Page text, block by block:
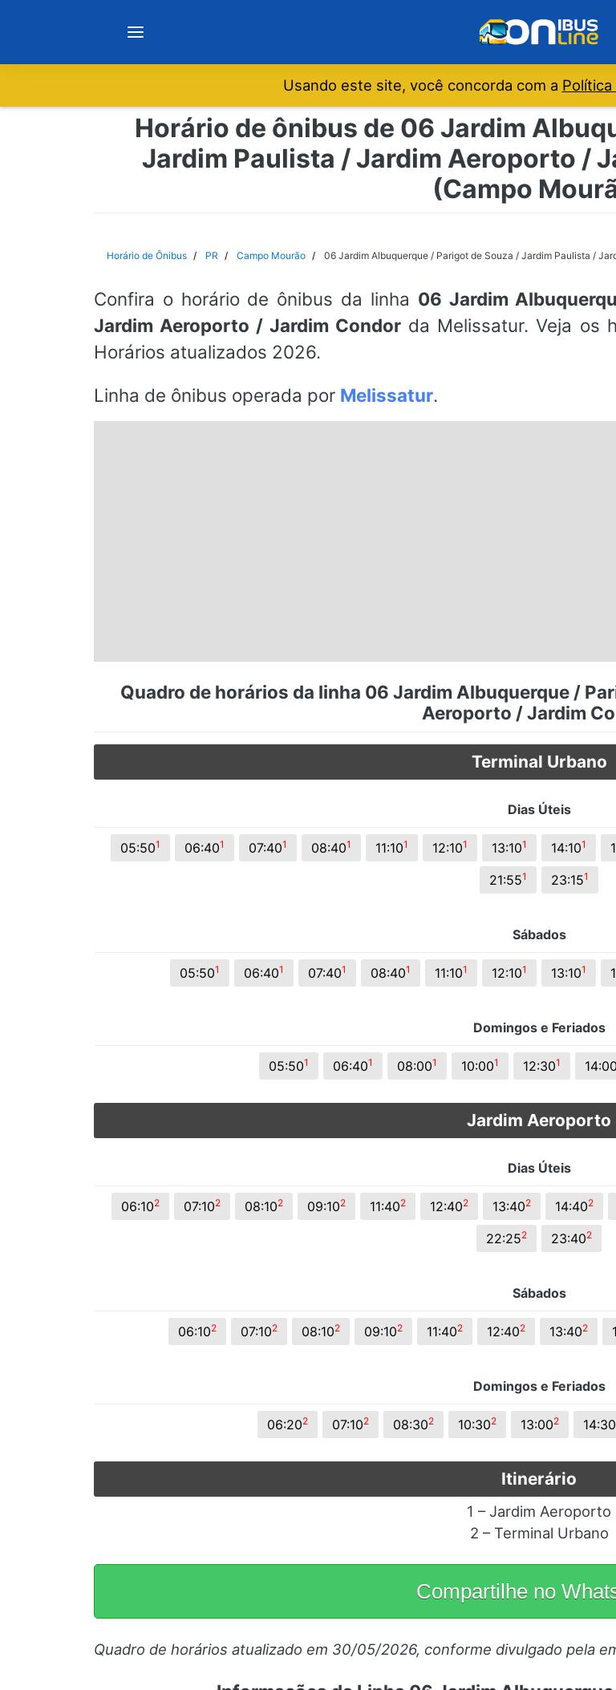
Notícias
São Paulo
Rio de Janeiro
Paraná
Usando este site, você concorda com a
Horário de ônibus de 06 Jardim
Jardim Paulista / Jardim Aeroporto /
(Campo
Horário de Ônibus PR Campo Mourão 06 Jardim Albuquerque / Parigot de Souza / Jardim Paulista /
Confira o horário de ônibus da linha 06 Jardim
Jardim Aeroporto / Jardim Condor da Melissatur. Veja os
Horários atualizados 2026.
Linha de ônibus operada por Melissatur.
Quadro de horários da linha 06 Jardim Albuquerque /
Aeroporto / Jardim
Terminal Urbano
Dias Úteis
05:501 06:401 07:401 08:401 11:101 12:101 13:101 14:101
21:551 23:151
Sábados
05:501 06:401 07:401 08:401 11:101 12:101 13:101
Domingos e Feriados
05:501 06:401 08:001 10:001 12:301 14:00
Jardim Aeroporto
Dias Úteis
06:102 07:102 08:102 09:102 11:402 12:402 13:402 14:402
22:252 23:402
Sábados
06:102 07:102 08:102 09:102 11:402 12:402 13:402
Domingos e Feriados
06:202 07:102 08:302 10:302 13:002 14:30
Itinerário
1 – Jardim Aeroporto
2 – Terminal Urbano
Compartilhe no
Quadro de horários atualizado em 30/05/2026, conforme divulgado pela